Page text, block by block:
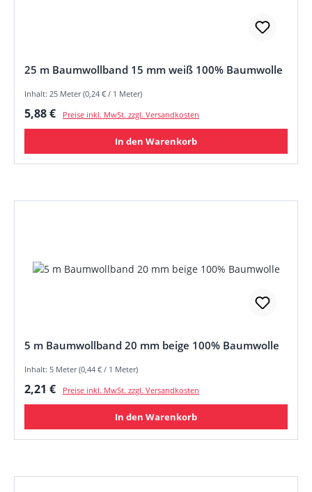
25 m Baumwollband 15 mm weiß 100% Baumwolle
Inhalt: 25 Meter (0,24 € / 1 Meter)
Regulärer Preis:
5,88 € Preise inkl. MwSt. zzgl. Versandkosten
In den Warenkorb
5 m Baumwollband 20 mm beige 100% Baumwolle
Inhalt: 5 Meter (0,44 € / 1 Meter)
Regulärer Preis:
2,21 € Preise inkl. MwSt. zzgl. Versandkosten
In den Warenkorb